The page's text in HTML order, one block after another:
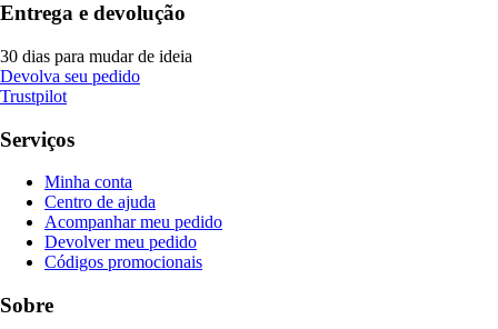
Entrega e devolução
30 dias para mudar de ideia
Devolva seu pedido
Trustpilot
Serviços
Minha conta
Centro de ajuda
Acompanhar meu pedido
Devolver meu pedido
Códigos promocionais
Sobre